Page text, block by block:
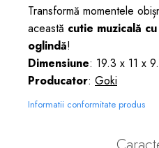
Transformă momentele
această cutie muzicală
oglindă!
Dimensiune: 19.3 x 11 x
Producator: Goki
Informatii conformitate produs